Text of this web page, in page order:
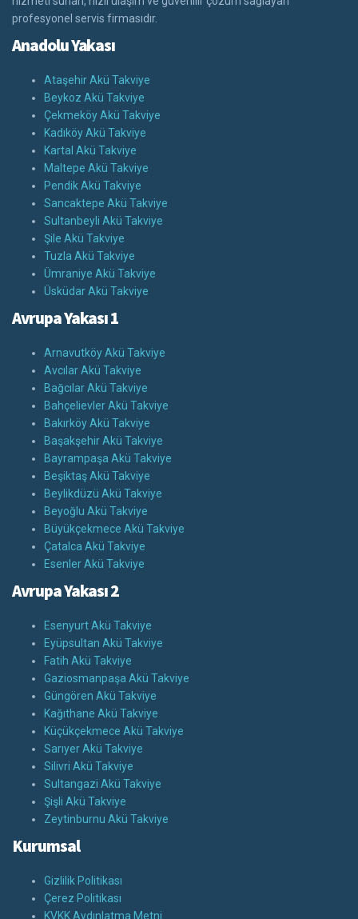
profesyonel servis firmasıdır.
Anadolu Yakası
Ataşehir Akü Takviye
Beykoz Akü Takviye
Çekmeköy Akü Takviye
Kadıköy Akü Takviye
Kartal Akü Takviye
Maltepe Akü Takviye
Pendik Akü Takviye
Sancaktepe Akü Takviye
Sultanbeyli Akü Takviye
Şile Akü Takviye
Tuzla Akü Takviye
Ümraniye Akü Takviye
Üsküdar Akü Takviye
Avrupa Yakası 1
Arnavutköy Akü Takviye
Avcılar Akü Takviye
Bağcılar Akü Takviye
Bahçelievler Akü Takviye
Bakırköy Akü Takviye
Başakşehir Akü Takviye
Bayrampaşa Akü Takviye
Beşiktaş Akü Takviye
Beylikdüzü Akü Takviye
Beyoğlu Akü Takviye
Büyükçekmece Akü Takviye
Çatalca Akü Takviye
Esenler Akü Takviye
Avrupa Yakası 2
Esenyurt Akü Takviye
Eyüpsultan Akü Takviye
Fatih Akü Takviye
Gaziosmanpaşa Akü Takviye
Güngören Akü Takviye
Kağıthane Akü Takviye
Küçükçekmece Akü Takviye
Sarıyer Akü Takviye
Silivri Akü Takviye
Sultangazi Akü Takviye
Şişli Akü Takviye
Zeytinburnu Akü Takviye
Kurumsal
Gizlilik Politikası
Çerez Politikası
KVKK Aydınlatma Metni